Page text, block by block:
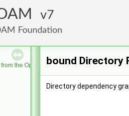
7
Foundation
the OpenFOAM Foundation
bound Directory
Directory dependency